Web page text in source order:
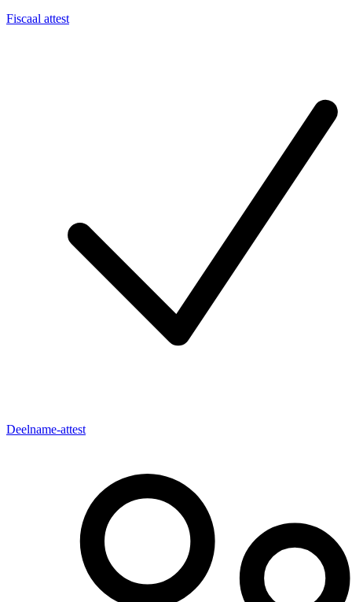
Fiscaal attest
Deelname-attest